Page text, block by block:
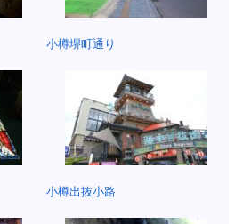
小樽堺町通り
小樽出抜小路